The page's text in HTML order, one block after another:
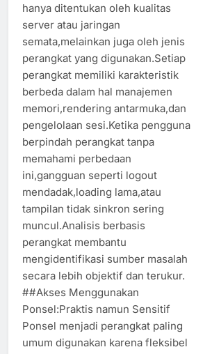
hanya ditentukan oleh kualitas
server atau jaringan
semata,melainkan juga oleh jenis
perangkat yang digunakan.Setiap
perangkat memiliki karakteristik
berbeda dalam hal manajemen
memori,rendering antarmuka,dan
pengelolaan sesi.Ketika pengguna
berpindah perangkat tanpa
memahami perbedaan
ini,gangguan seperti logout
mendadak,loading lama,atau
tampilan tidak sinkron sering
muncul.Analisis berbasis
perangkat membantu
mengidentifikasi sumber masalah
secara lebih objektif dan terukur.
##Akses Menggunakan
Ponsel:Praktis namun Sensitif
Ponsel menjadi perangkat paling
umum digunakan karena fleksibel